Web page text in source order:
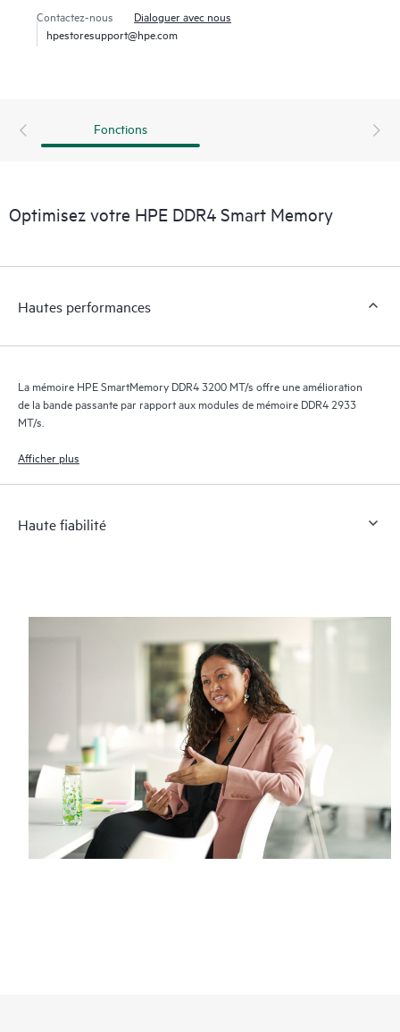
Contactez-nous
Dialoguer avec nous
hpestoresupport@hpe.com
Fonctions
Optimisez votre HPE DDR4 Smart Memory
Hautes performances
La mémoire HPE SmartMemory DDR4 3200 MT/s offre une amélioration
de la bande passante par rapport aux modules de mémoire DDR4 2933
MT/s.
Afficher plus
Haute fiabilité